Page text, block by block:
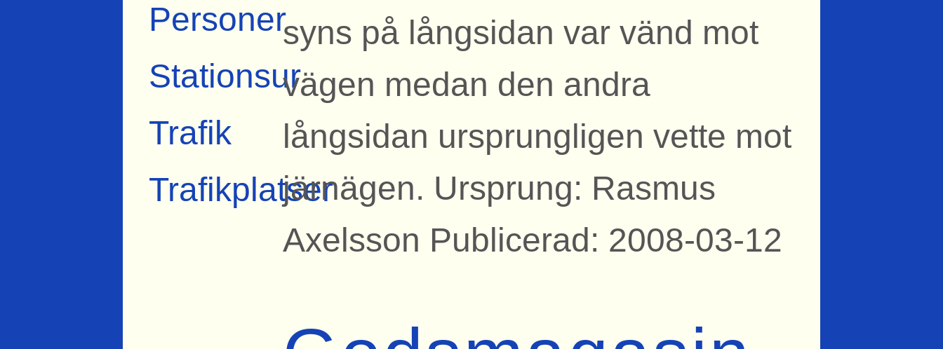
Personer
Stationsur
Trafik
Trafikplatser
syns på långsidan var vänd mot
vägen medan den andra
långsidan ursprungligen vette mot
järnägen. Ursprung: Rasmus
Axelsson Publicerad: 2008-03-12